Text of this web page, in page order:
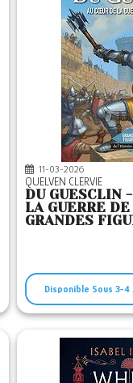
11-03-2026
QUELVEN CLERVIE
DU GUESCLIN
LA GUERRE
GRANDES
Disponible Sous 3-4